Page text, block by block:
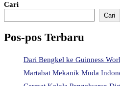
Cari
Cari
Pos-pos Terbaru
Dari Bengkel ke Guinness
Martabat Mekanik Muda